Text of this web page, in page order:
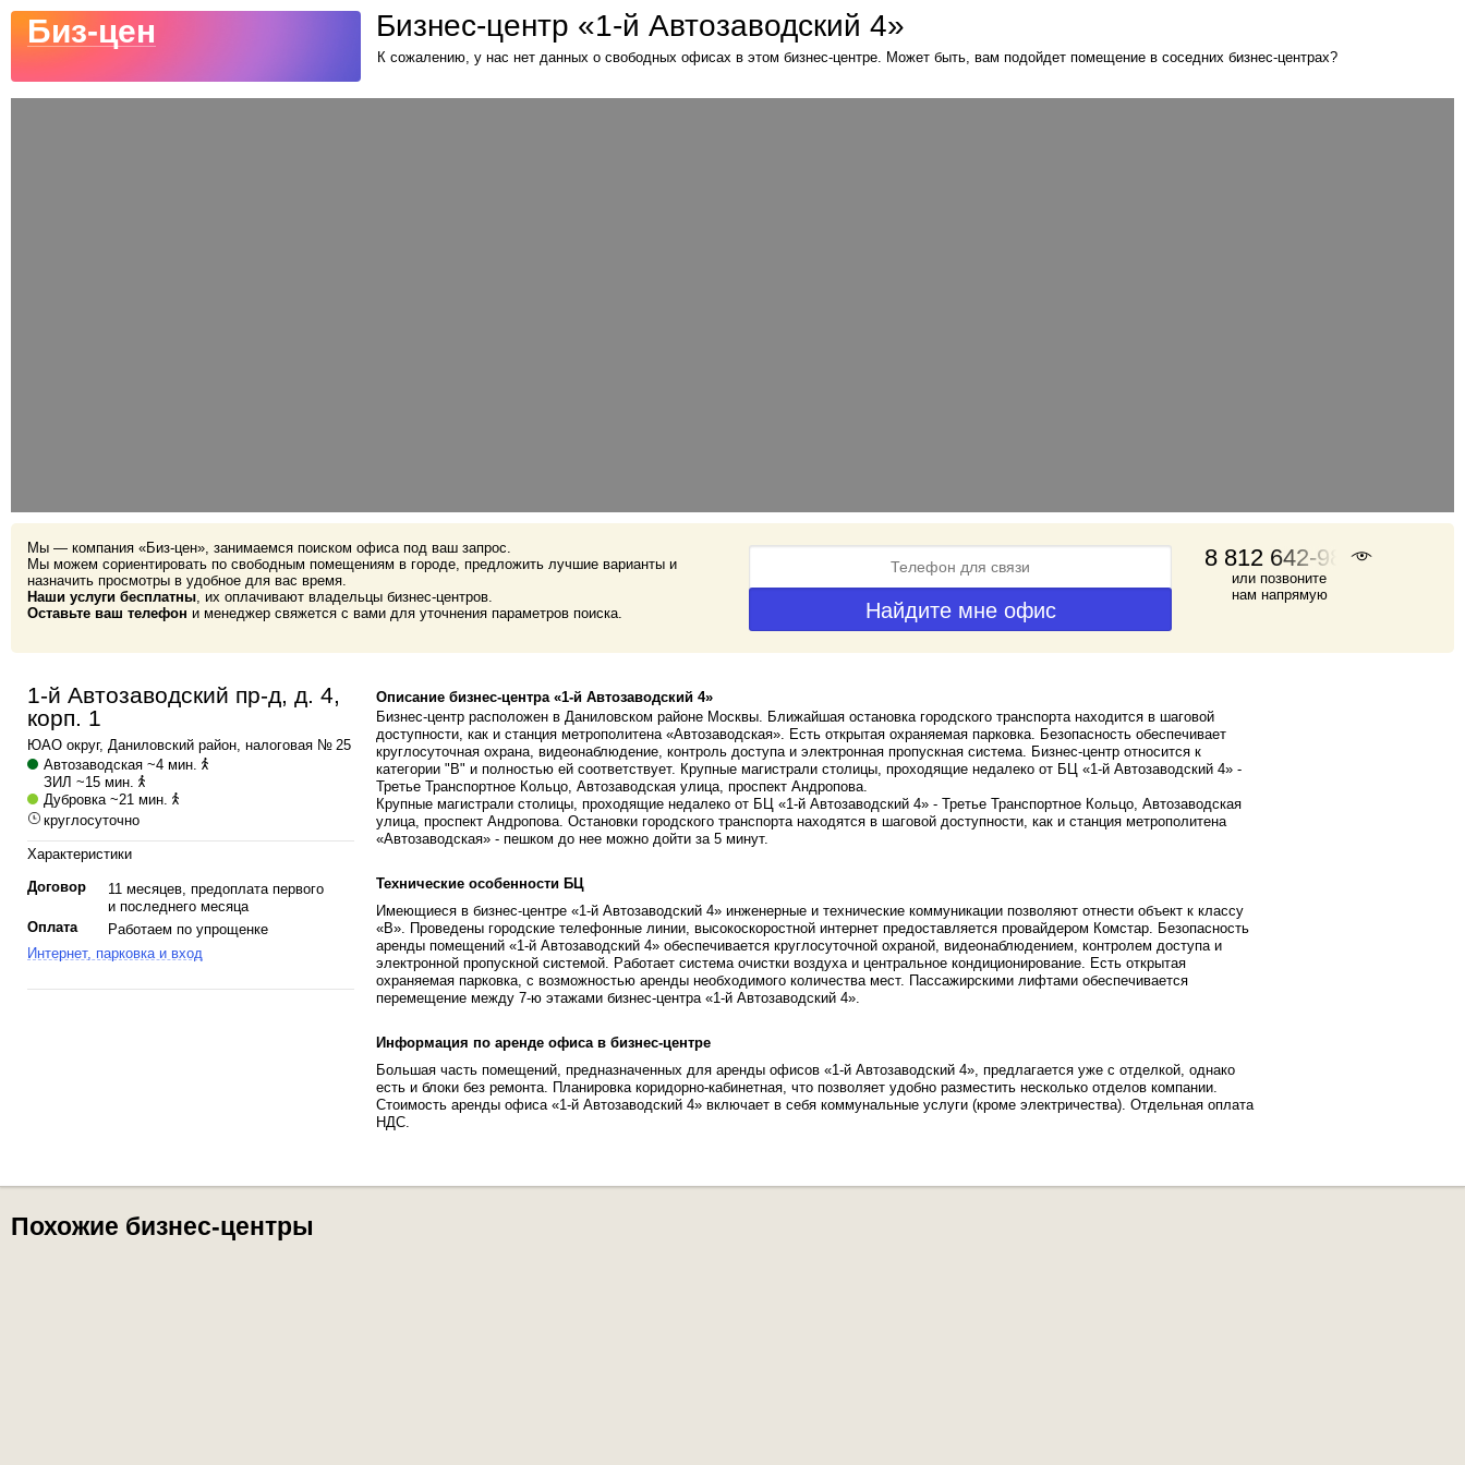
Биз-цен Бизнес-центр «1-й Автозаводский 4»
К сожалению, у нас нет данных о свободных офисах в этом бизнес-центре. Может быть, вам подойдет помещение в соседних бизнес-центрах?
Мы — компания «Биз-цен», занимаемся поиском офиса под ваш запрос.
Мы можем сориентировать по свободным помещениям в городе, предложить лучшие варианты и
назначить просмотры в удобное для вас время.
Наши услуги бесплатны, их оплачивают владельцы бизнес-центров.
Оставьте ваш телефон и менеджер свяжется с вами для уточнения параметров поиска.
8 812 642-98-46
или позвоните
нам напрямую
1-й Автозаводский пр-д, д. 4,
корп. 1
ЮАО округ, Даниловский район, налоговая № 25
Автозаводская ~4 мин.
ЗИЛ ~15 мин.
Дубровка~21 мин.
круглосуточно
Характеристики
Договор
11 месяцев, предоплата первого
и последнего месяца
Оплата
Работаем по упрощенке
Интернет, парковка и вход
Описание бизнес-центра «1-й Автозаводский 4»
Бизнес-центр расположен в Даниловском районе Москвы. Ближайшая остановка городского транспорта находится в шаговой
доступности, как и станция метрополитена «Автозаводская». Есть открытая охраняемая парковка. Безопасность обеспечивает
круглосуточная охрана, видеонаблюдение, контроль доступа и электронная пропускная система. Бизнес-центр относится к
категории "В" и полностью ей соответствует. Крупные магистрали столицы, проходящие недалеко от БЦ «1-й Автозаводский 4» -
Третье Транспортное Кольцо, Автозаводская улица, проспект Андропова.
Крупные магистрали столицы, проходящие недалеко от БЦ «1-й Автозаводский 4» - Третье Транспортное Кольцо, Автозаводская
улица, проспект Андропова. Остановки городского транспорта находятся в шаговой доступности, как и станция метрополитена
«Автозаводская» - пешком до нее можно дойти за 5 минут.
Технические особенности БЦ
Имеющиеся в бизнес-центре «1-й Автозаводский 4» инженерные и технические коммуникации позволяют отнести объект к классу
«B». Проведены городские телефонные линии, высокоскоростной интернет предоставляется провайдером Комстар. Безопасность
аренды помещений «1-й Автозаводский 4» обеспечивается круглосуточной охраной, видеонаблюдением, контролем доступа и
электронной пропускной системой. Работает система очистки воздуха и центральное кондиционирование. Есть открытая
охраняемая парковка, с возможностью аренды необходимого количества мест. Пассажирскими лифтами обеспечивается
перемещение между 7-ю этажами бизнес-центра «1-й Автозаводский 4».
Информация по аренде офиса в бизнес-центре
Большая часть помещений, предназначенных для аренды офисов «1-й Автозаводский 4», предлагается уже с отделкой, однако
есть и блоки без ремонта. Планировка коридорно-кабинетная, что позволяет удобно разместить несколько отделов компании.
Стоимость аренды офиса «1-й Автозаводский 4» включает в себя коммунальные услуги (кроме электричества). Отдельная оплата
НДС.
Похожие бизнес-центры